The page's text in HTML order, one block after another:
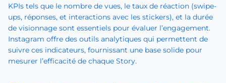
KPIs tels que le nombre de vues, le taux de réaction (swipe-
ups, réponses, et interactions avec les stickers), et la durée
de visionnage sont essentiels pour évaluer l’engagement.
Instagram offre des outils analytiques qui permettent de
suivre ces indicateurs, fournissant une base solide pour
mesurer l’efficacité de chaque Story.